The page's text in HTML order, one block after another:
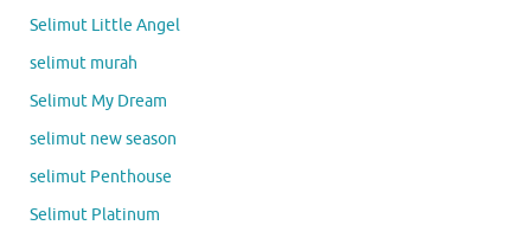
Selimut Little Angel
selimut murah
Selimut My Dream
selimut new season
selimut Penthouse
Selimut Platinum